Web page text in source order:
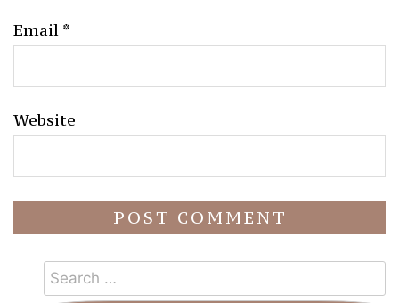
Email *
Website
Search
for: